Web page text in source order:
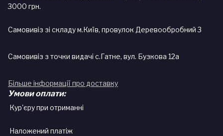
3000 грн.
Самовивіз зі складу м.Київ, провулок Деревообробний 3
Самовивіз з точки видачі с.Гатне, вул. Бузкова 12а
Більше інформації про доставку
Умови оплати:
Кур'єру при отриманні
Наложений платіж